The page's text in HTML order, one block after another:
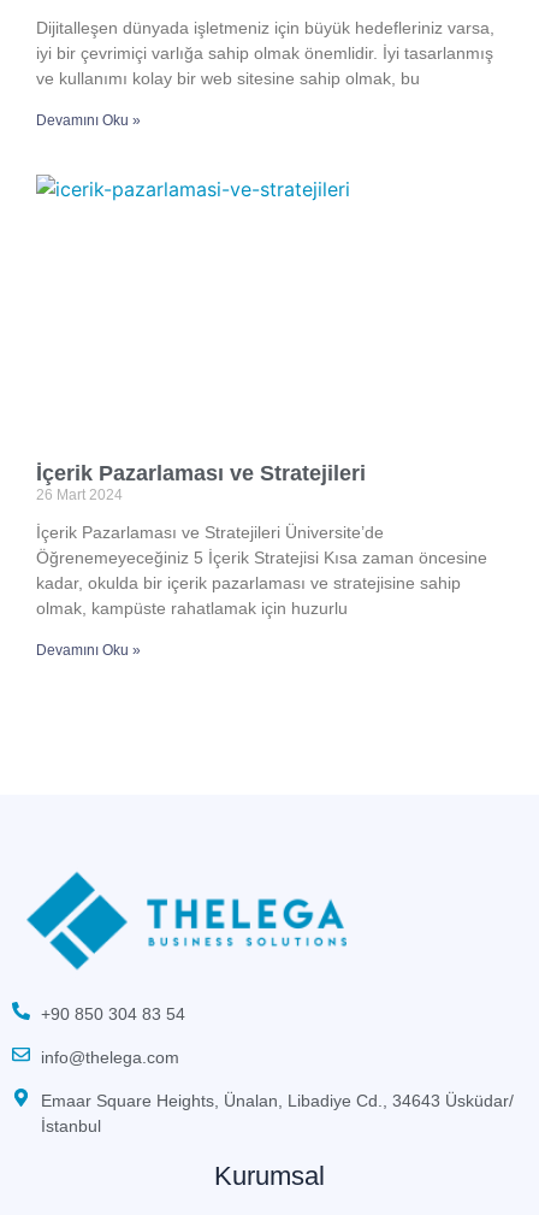
Dijitalleşen dünyada işletmeniz için büyük hedefleriniz varsa,
iyi bir çevrimiçi varlığa sahip olmak önemlidir. İyi tasarlanmış
ve kullanımı kolay bir web sitesine sahip olmak, bu
Devamını Oku »
İçerik Pazarlaması ve Stratejileri
26 Mart 2024
İçerik Pazarlaması ve Stratejileri Üniversite’de
Öğrenemeyeceğiniz 5 İçerik Stratejisi Kısa zaman öncesine
kadar, okulda bir içerik pazarlaması ve stratejisine sahip
olmak, kampüste rahatlamak için huzurlu
Devamını Oku »
+90 850 304 83 54
info@thelega.com
Emaar Square Heights, Ünalan, Libadiye Cd., 34643 Üsküdar/
İstanbul
Kurumsal